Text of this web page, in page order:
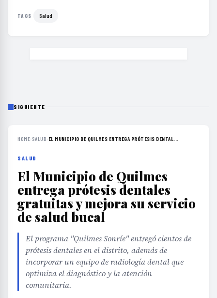
TAGS Salud
SIGUIENTE
HOME› SALUD› EL MUNICIPIO DE QUILMES ENTREGA PRÓTESIS DENTAL...
SALUD
El Municipio de Quilmes
entrega prótesis dentales
gratuitas y mejora su servicio
de salud bucal
El programa "Quilmes Sonríe" entregó cientos de
prótesis dentales en el distrito, además de
incorporar un equipo de radiología dental que
optimiza el diagnóstico y la atención
comunitaria.